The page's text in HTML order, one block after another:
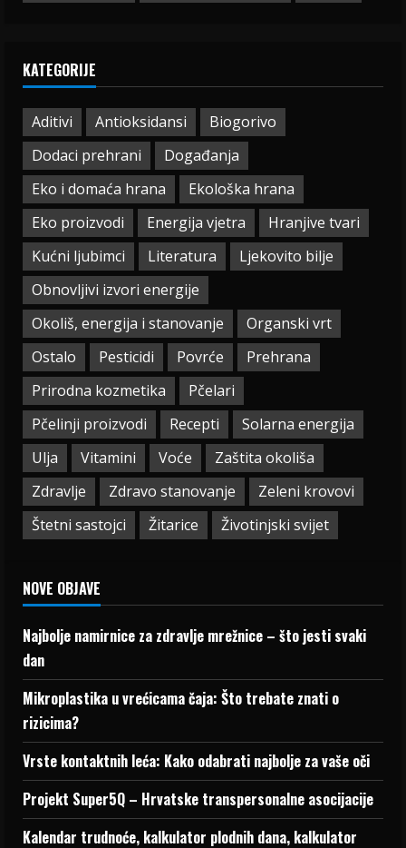
KATEGORIJE
Aditivi Antioksidansi
Biogorivo
Dodaci prehrani
Događanja
Eko i domaća hrana
Ekološka hrana
Eko proizvodi
Energija vjetra
Hranjive tvari
Kućni ljubimci
Literatura
Ljekovito bilje
Obnovljivi izvori energije
Okoliš, energija i stanovanje
Organski vrt
Ostalo
Pesticidi Povrće
Prehrana
Prirodna kozmetika
Pčelari
Pčelinji proizvodi
Recepti
Solarna energija
Ulja
Vitamini Voće
Zaštita okoliša
Zdravlje
Zdravo stanovanje
Zeleni krovovi
Štetni sastojci
Žitarice Životinjski svijet
NOVE OBJAVE
Najbolje namirnice za zdravlje mrežnice – što jesti svaki
dan
Mikroplastika u vrećicama čaja: Što trebate znati o
rizicima?
Vrste kontaktnih leća: Kako odabrati najbolje za vaše oči
Projekt Super5Q – Hrvatske transpersonalne asocijacije
Kalendar trudnoće, kalkulator plodnih dana, kalkulator